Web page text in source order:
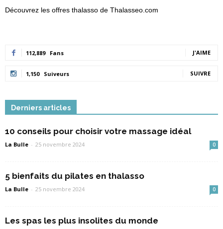
Découvrez les offres thalasso de Thalasseo.com
112,889 Fans J'AIME
1,150 Suiveurs SUIVRE
Derniers articles
10 conseils pour choisir votre massage idéal
La Bulle - 25 novembre 2024 0
5 bienfaits du pilates en thalasso
La Bulle - 25 novembre 2024 0
Les spas les plus insolites du monde